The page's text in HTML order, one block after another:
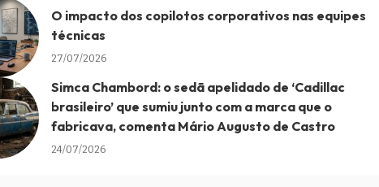
O impacto dos copilotos corporativos nas equipes
técnicas
27/07/2026
Simca Chambord: o sedã apelidado de ‘Cadillac
brasileiro’ que sumiu junto com a marca que o
fabricava, comenta Mário Augusto de Castro
24/07/2026